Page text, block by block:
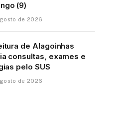
(9)
de 2026
de Alagoinhas
consultas, exames e
pelo SUS
de 2026